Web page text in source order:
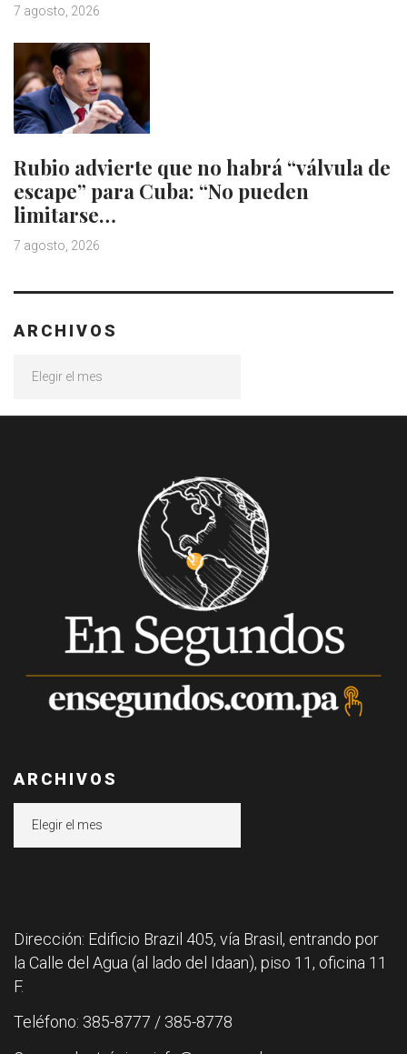
7 agosto, 2026
Rubio advierte que no habrá “válvula de
escape” para Cuba: “No pueden
limitarse…
7 agosto, 2026
ARCHIVOS
ARCHIVOS
Dirección: Edificio Brazil 405, vía Brasil, entrando por
la Calle del Agua (al lado del Idaan), piso 11, oficina 11
F.
Teléfono: 385-8777 / 385-8778